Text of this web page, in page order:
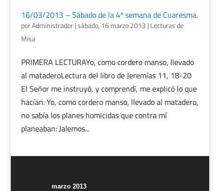
16/03/2013 – Sábado de la 4ª semana de Cuaresma.
porAdministrador|sábado, 16 marzo 2013 | Lecturas de
Misa
PRIMERA LECTURAYo, como cordero manso, llevado
al mataderoLectura del libro de Jeremías 11, 18-20
El Señor me instruyó, y comprendí, me explicó lo que
hacían. Yo, como cordero manso, llevado al matadero,
no sabía los planes homicidas que contra mí
planeaban: Jalemos...
marzo 2013